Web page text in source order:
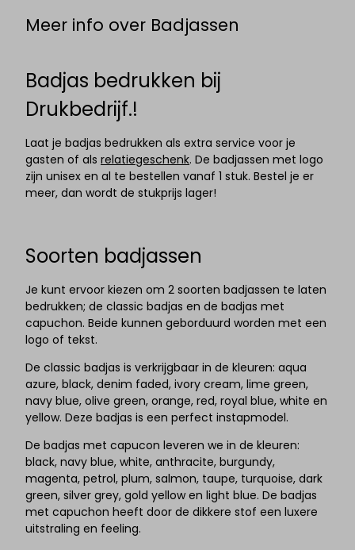
Meer info over Badjassen
Badjas bedrukken bij
Drukbedrijf.!
Laat je badjas bedrukken als extra service voor je
gasten of als relatiegeschenk. De badjassen met logo
zijn unisex en al te bestellen vanaf 1 stuk. Bestel je er
meer, dan wordt de stukprijs lager!
Soorten badjassen
Je kunt ervoor kiezen om 2 soorten badjassen te laten
bedrukken; de classic badjas en de badjas met
capuchon. Beide kunnen geborduurd worden met een
logo of tekst.
De classic badjas is verkrijgbaar in de kleuren: aqua
azure, black, denim faded, ivory cream, lime green,
navy blue, olive green, orange, red, royal blue, white en
yellow. Deze badjas is een perfect instapmodel.
De badjas met capucon leveren we in de kleuren:
black, navy blue, white, anthracite, burgundy,
magenta, petrol, plum, salmon, taupe, turquoise, dark
green, silver grey, gold yellow en light blue. De badjas
met capuchon heeft door de dikkere stof een luxere
uitstraling en feeling.